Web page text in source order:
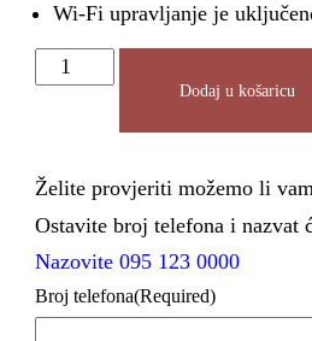
Wi-Fi upravljanje je
Dodaj u košaricu
Želite provjeriti možemo li
Ostavite broj telefona i nazvat
Nazovite 095 123 0000
Broj telefona(Required)